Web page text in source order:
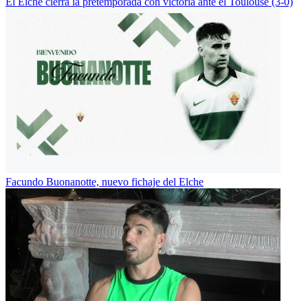
Facundo Buonanotte, nuevo fichaje del Elche